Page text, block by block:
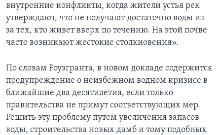
внутренние конфликты, когда жители устья рек
утверждают, что не получают достаточно воды из-
за тех, кто живет вверх по течению. На этой почве
часто возникают жестокие столкновения».
По словам Роузгранта, в новом докладе содержится
предупреждение о неизбежном водном кризисе в
ближайшие два десятилетия, если только
правительства не примут соответствующих мер.
Решить эту проблему путем увеличения запасов
воды, строительства новых дамб и тому подобных